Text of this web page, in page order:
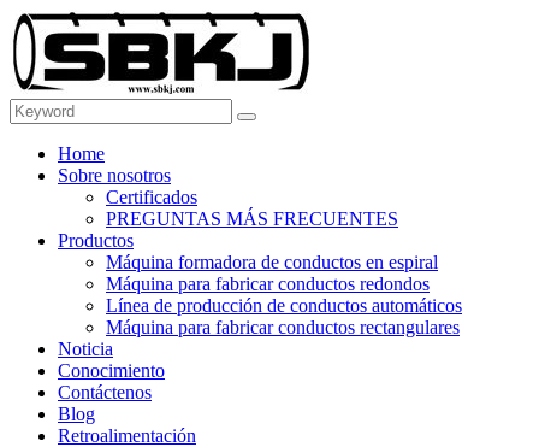
Home
Sobre nosotros
Certificados
PREGUNTAS MÁS FRECUENTES
Productos
Máquina formadora de conductos en espiral
Máquina para fabricar conductos redondos
Línea de producción de conductos automáticos
Máquina para fabricar conductos rectangulares
Noticia
Conocimiento
Contáctenos
Blog
Retroalimentación